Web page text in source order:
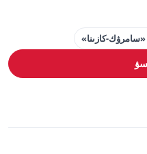
«سامرۋك-كازىنا»